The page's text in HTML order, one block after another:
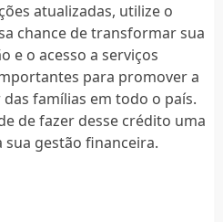
atualizadas, utilize o
chance de transformar sua
e o acesso a serviços
para promover a
famílias em todo o país.
de fazer desse crédito uma
gestão financeira.